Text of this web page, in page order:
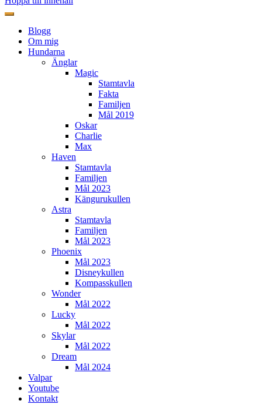
Freestylehundar.se
Blogg
Om mig
Hundarna
Änglar
Magic
Stamtavla
Fakta
Familjen
Mål 2019
Oskar
Charlie
Max
Haven
Stamtavla
Familjen
Mål 2023
Kängurukullen
Astra
Stamtavla
Familjen
Mål 2023
Phoenix
Mål 2023
Disneykullen
Kompasskullen
Wonder
Mål 2022
Lucky
Mål 2022
Skylar
Mål 2022
Dream
Mål 2024
Valpar
Youtube
Kontakt